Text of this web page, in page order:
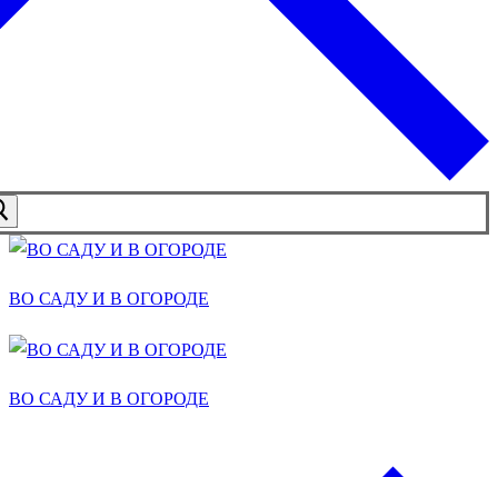
ВО САДУ И В ОГОРОДЕ
ВО САДУ И В ОГОРОДЕ